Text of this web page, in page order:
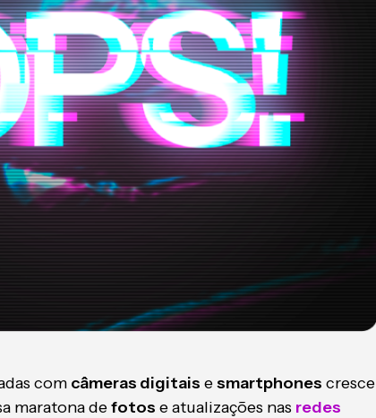
com câmeras digitais esmartphones cresce
maratona defotos e atualizações nas redes